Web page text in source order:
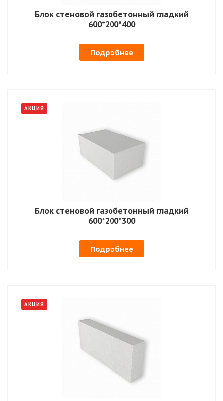
Блок стеновой газобетонный гладкий
600*200*400
Подробнее
АКЦИЯ
Блок стеновой газобетонный гладкий
600*200*300
Подробнее
АКЦИЯ